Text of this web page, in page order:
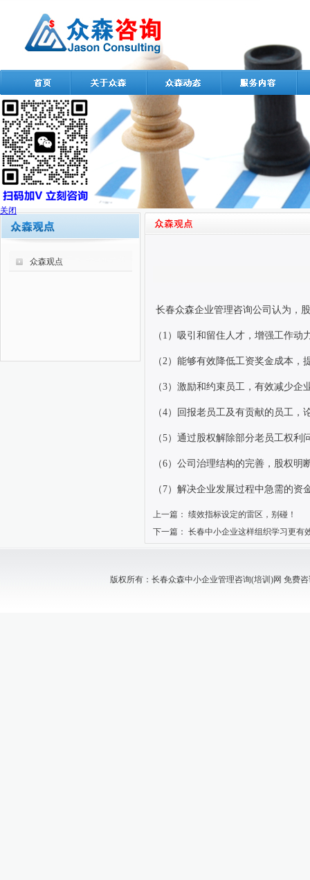
众森观点
长春众森企业管理咨询公司认为，
（1 ）吸引和留住人才，增强工作动
（2）能够有效降低工资奖金成本，
（3）激励和约束员工，有效减少企
（4）回报老员工及有贡献的员工，
（5）通过股权解除部分老员工权利
（6）公司治理结构的完善，股权明
（7）解决企业发展过程中急需的资
上一篇： 绩效指标设定的雷区，别碰！
下一篇： 长春中小企业这样组织学习更有
版权所有：长春众森中小企业管理咨询(培训)网 免费咨
关闭